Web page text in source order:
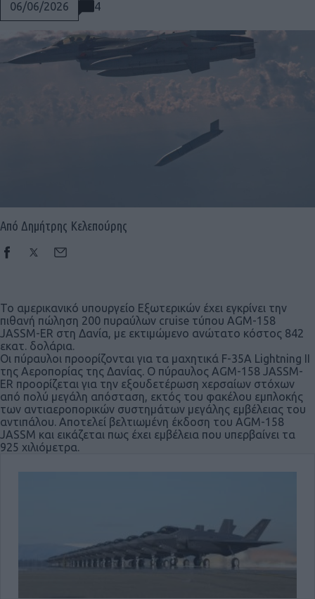
06/06/2026 4
Από Δημήτρης Κελεπούρης
Το αμερικανικό υπουργείο Εξωτερικών έχει εγκρίνει την
πιθανή πώληση 200 πυραύλων cruise τύπου AGM-158
JASSM-ER στη Δανία, με εκτιμώμενο ανώτατο κόστος 842
εκατ. δολάρια.
Οι πύραυλοι προορίζονται για τα μαχητικά F-35A Lightning II
της Αεροπορίας της Δανίας. Ο πύραυλος AGM-158 JASSM-
ER προορίζεται για την εξουδετέρωση χερσαίων στόχων
από πολύ μεγάλη απόσταση, εκτός του φακέλου εμπλοκής
των αντιαεροπορικών συστημάτων μεγάλης εμβέλειας του
αντιπάλου. Αποτελεί βελτιωμένη έκδοση του AGM-158
JASSM και εικάζεται πως έχει εμβέλεια που υπερβαίνει τα
925 χιλιόμετρα.